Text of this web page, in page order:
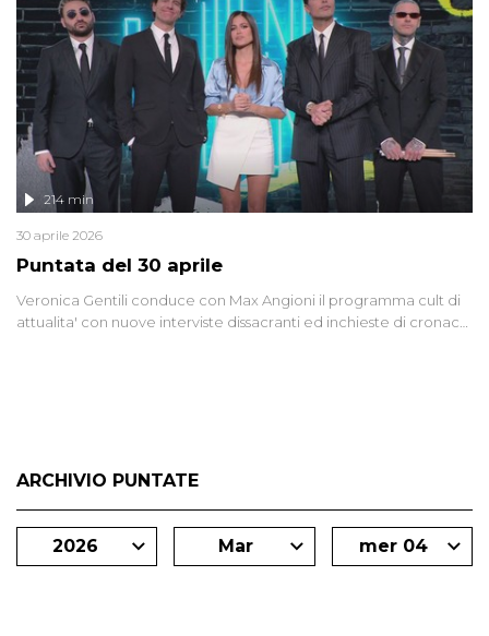
contesto globale rende impossibile considerarla un fenomeno
lontano.
Puntata del 30 aprile
214 min
30 aprile 2026
Veronica Gentili conduce con Max Angioni il programma cult di
attualita' con nuove interviste dissacranti ed inchieste di cronaca
ARCHIVIO PUNTATE
2026 Mar mer 04